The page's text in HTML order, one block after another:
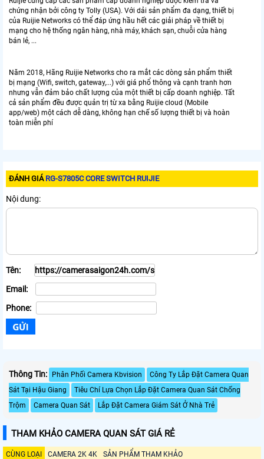
chứng nhận bởi công ty Tolly (USA). Với dải sản phẩm đa dạng, thiết bị
của Ruijie Networks có thể đáp ứng hầu hết các giải pháp về thiết bị
mạng cho hệ thống ngân hàng, nhà máy, khách sạn, chuỗi cửa hàng
bán lẻ, ...
Năm 2018, Hãng Ruijie Networks cho ra mắt các dòng sản phẩm thiết
bị mạng (Wifi, switch, gateway,...) với giá phổ thông và cạnh tranh hơn
nhưng vẫn đảm bảo chất lượng của một thiết bị cấp doanh nghiệp. Tất
cả sản phẩm đều được quản trị từ xa bằng Ruijie cloud (Mobile
app/web) một cách dễ dàng, không hạn chế số lượng thiết bị và hoàn
toàn miễn phí
ĐÁNH GIÁ RG-S7805C CORE SWITCH RUIJIE
Nội dung:
Tên:
Email:
Phone:
Thông Tin: Phân Phối Camera Kbvision
Công Ty Lắp Đặt Camera Quan
Sát Tại Hậu Giang
Tiêu Chí Lựa Chọn Lắp Đặt Camera Quan Sát Chống
Trộm
Camera Quan Sát Lắp Đặt Camera Giám Sát Ở Nhà Trẻ
THAM KHẢO CAMERA QUAN SÁT GIÁ RẺ
CÙNG LOẠI CAMERA 2K 4K SẢN PHẨM THAM KHẢO